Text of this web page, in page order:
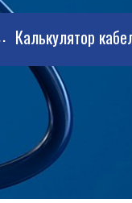
Калькулятор